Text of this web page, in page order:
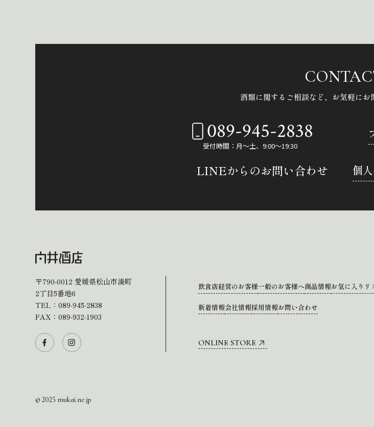
酒類に関するご相談など、 お気軽にお
089-945-2838
受付時間：月～土、9:00～19:30
LINEからのお問い合わせ 個
〒790-0012 愛媛県松山市湊町
2丁目5番地6
TEL： 089-945-2838
FAX：089-932-1903
飲食店経営のお客様一般のお客様へ商品情報お気に入りリ
新着情報会社情報採用情報お問い合わせ
ONLINE STORE
© 2025 mukai.ne.jp